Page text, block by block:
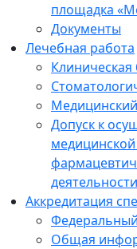
площадка
Документы
Лечебная работа
Допуск к
деятельности
Аккредитация
Общая